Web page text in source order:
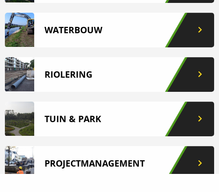
WATERBOUW
RIOLERING
TUIN & PARK
PROJECTMANAGEMENT